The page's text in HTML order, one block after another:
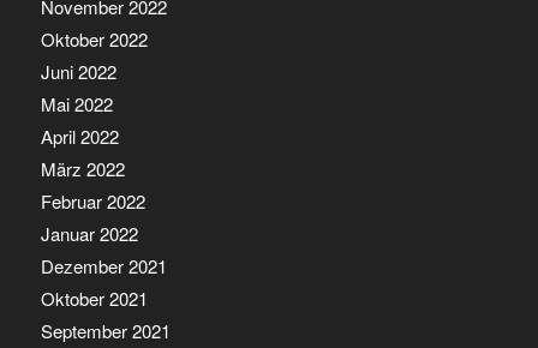
November 2022
Oktober 2022
Juni 2022
Mai 2022
April 2022
März 2022
Februar 2022
Januar 2022
Dezember 2021
Oktober 2021
September 2021